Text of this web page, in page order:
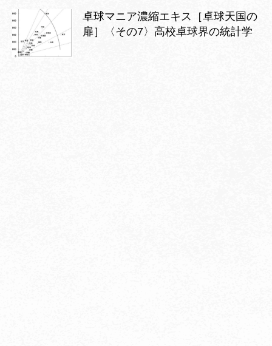
卓球マニア濃縮エキス［卓球天国の
扉］〈その7〉高校卓球界の統計学